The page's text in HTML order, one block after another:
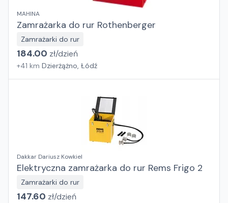
MAHINA
Zamrażarka do rur Rothenberger
Zamrażarki do rur
184.00 zł/dzień
+41 km Dzierżążno, Łódź
Dakkar Dariusz Kowkiel
Elektryczna zamrażarka do rur Rems Frigo 2
Zamrażarki do rur
147.60 zł/dzień